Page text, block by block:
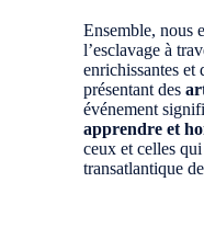
Ensemble, nous
l’esclavage à
enrichissantes et
présentant des
événement
apprendre et
ceux et celles
transatlantique